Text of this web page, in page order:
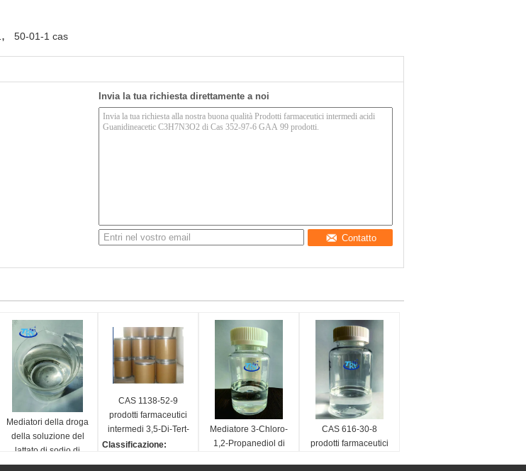
, 50-01-1 cas
Invia la tua richiesta direttamente a noi
Contatto
Mediatori della droga
della soluzione del
lattato di sodio di
Cas 312-85-6
Classificazione:
CAS 1138-52-9
prodotti farmaceutici
intermedi 3,5-Di-Tert-
Butylphenol
Classificazione:
Mediatore 3-Chloro-
1,2-Propanediol di
CAS 616-30-8
prodotti farmaceutici